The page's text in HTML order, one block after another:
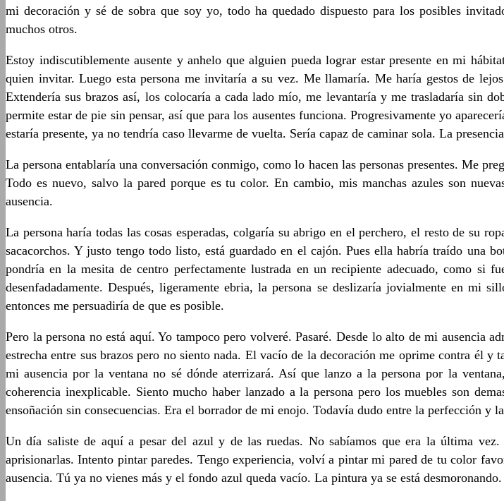
mi decoración y sé de sobra que soy yo, todo ha quedado dispuesto para los posibles
muchos otros.
Estoy indiscutiblemente ausente y anhelo que alguien pueda lograr estar presente en mi
quien invitar. Luego esta persona me invitaría a su vez. Me llamaría. Me haría gestos de
Extendería sus brazos así, los colocaría a cada lado mío, me levantaría y me trasladaría sin
permite estar de pie sin pensar, así que para los ausentes funciona. Progresivamente yo
estaría presente, ya no tendría caso llevarme de vuelta. Sería capaz de caminar sola. La
La persona entablaría una conversación conmigo, como lo hacen las personas presentes. Me
Todo es nuevo, salvo la pared porque es tu color. En cambio, mis manchas azules son
ausencia.
La persona haría todas las cosas esperadas, colgaría su abrigo en el perchero, el resto de su
sacacorchos. Y justo tengo todo listo, está guardado en el cajón. Pues ella habría traído una
pondría en la mesita de centro perfectamente lustrada en un recipiente adecuado, como si
desenfadadamente. Después, ligeramente ebria, la persona se deslizaría jovialmente en mi
entonces me persuadiría de que es posible.
Pero la persona no está aquí. Yo tampoco pero volveré. Pasaré. Desde lo alto de mi
estrecha entre sus brazos pero no siento nada. El vacío de la decoración me oprime contra él
mi ausencia por la ventana no sé dónde aterrizará. Así que lanzo a la persona por la
coherencia inexplicable. Siento mucho haber lanzado a la persona pero los muebles son
ensoñación sin consecuencias. Era el borrador de mi enojo. Todavía dudo entre la perfección y
Un día saliste de aquí a pesar del azul y de las ruedas. No sabíamos que era la última
aprisionarlas. Intento pintar paredes. Tengo experiencia, volví a pintar mi pared de tu color
ausencia. Tú ya no vienes más y el fondo azul queda vacío. La pintura ya se está